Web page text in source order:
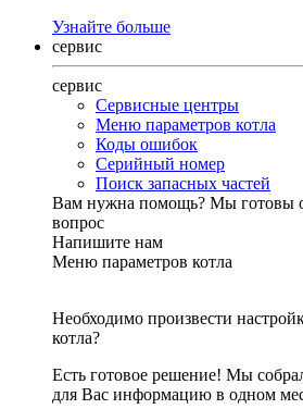
Узнайте больше
сервис
сервис
Сервисные центры
Меню параметров котла
Коды ошибок
Серийный номер
Поиск запасных частей
Вам нужна помощь? Мы готовы
вопрос
Напишите нам
Меню параметров котла
Необходимо произвести
котла?
Есть готовое решение! Мы
для Вас информацию в одном